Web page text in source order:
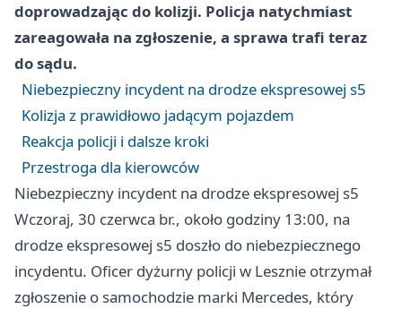
doprowadzając do kolizji. Policja natychmiast
zareagowała na zgłoszenie, a sprawa trafi teraz
do sądu.
Niebezpieczny incydent na drodze ekspresowej s5
Kolizja z prawidłowo jadącym pojazdem
Reakcja policji i dalsze kroki
Przestroga dla kierowców
Niebezpieczny incydent na drodze ekspresowej s5
Wczoraj, 30 czerwca br., około godziny 13:00, na
drodze ekspresowej s5 doszło do niebezpiecznego
incydentu. Oficer dyżurny policji w Lesznie otrzymał
zgłoszenie o samochodzie marki Mercedes, który